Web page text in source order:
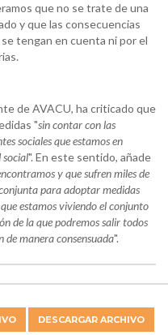
que no se trate de una
y que las consecuencias
tengan en cuenta ni por el
de AVACU, ha criticado que
"sin contar con las
sociales que estamos en
". En este sentido, añade
y que sufren miles de
para adoptar medidas
estamos viviendo el conjunto
de la que podremos salir todos
de manera consensuada".
DESCARGAR ARCHIVO